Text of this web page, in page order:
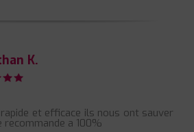
K.
et efficace ils nous ont sauver
a 100%